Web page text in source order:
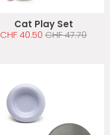
Cat Play Set
CHF 40.50 CHF 47.70